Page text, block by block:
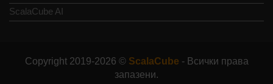
ScalaCube AI
Copyright 2019-2026 © ScalaCube - Всички права
запазени.